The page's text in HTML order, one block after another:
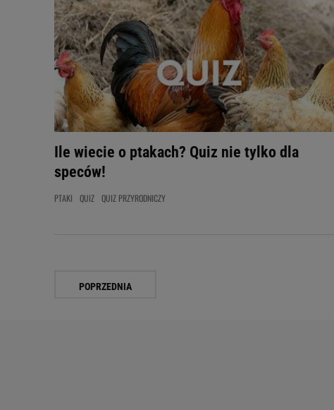
Ile wiecie o ptakach? Quiz nie tylko dla
speców!
PTAKI QUIZ QUIZ PRZYRODNICZY
POPRZEDNIA